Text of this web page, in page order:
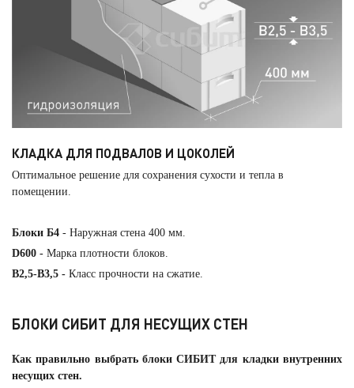
КЛАДКА ДЛЯ ПОДВАЛОВ И ЦОКОЛЕЙ
Оптимальное решение для сохранения сухости и тепла в
помещении.
Блоки Б4 - Наружная стена 400 мм.
D600 - Марка плотности блоков.
B2,5-B3,5 - Класс прочности на сжатие.
БЛОКИ СИБИТ ДЛЯ НЕСУЩИХ СТЕН
Как правильно выбрать блоки СИБИТ для кладки внутренних
несущих стен.